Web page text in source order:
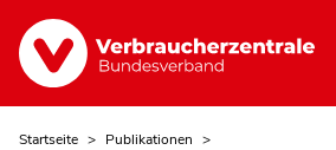
Startseite
Publikationen